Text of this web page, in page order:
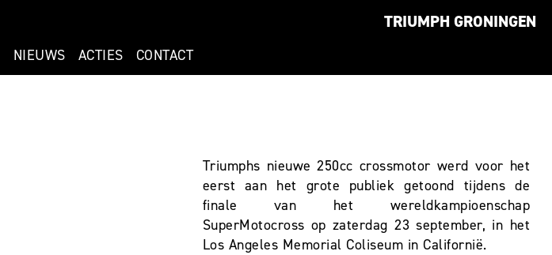
TRIUMPH GRONINGEN
NIEUWS ACTIES CONTACT
Triumphs nieuwe 250cc crossmotor werd voor het
eerst aan het grote publiek getoond tijdens de
finale van het wereldkampioenschap
SuperMotocross op zaterdag 23 september, in het
Los Angeles Memorial Coliseum in Californië.